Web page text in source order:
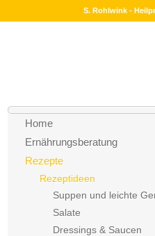
S. Rohlwink -
Home
Ernährungsberatung
Rezepte
Rezeptideen
Suppen und leichte
Salate
Dressings & Saucen